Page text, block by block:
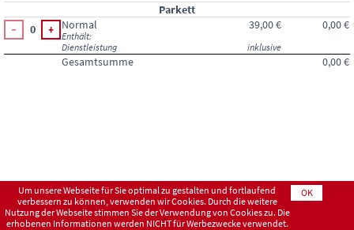
Parkett
0
Normal
Enthält:
Dienstleistung
39,00 €
inklusive
0,00 €
Gesamtsumme 0,00 €
Um unsere Webseite für Sie optimal zu gestalten und fortlaufend
verbessern zu können, verwenden wir Cookies. Durch die weitere
Nutzung der Webseite stimmen Sie der Verwendung von Cookies zu. Die
erhobenen Informationen werden NICHT für Werbezwecke verwendet.
OK